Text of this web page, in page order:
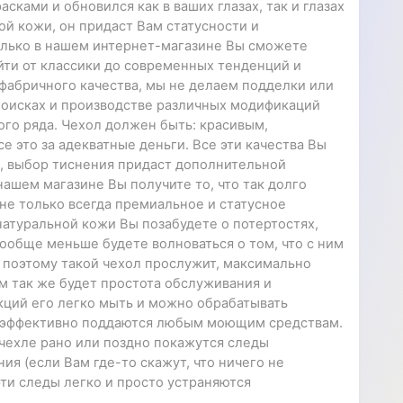
и обновился как в ваших глазах, так и глазах
кожи, он придаст Вам статусности и
в нашем интернет-магазине Вы сможете
от классики до современных тенденций и
качества, мы не делаем подделки или
и производстве различных модификаций
ряда. Чехол должен быть: красивым,
за адекватные деньги. Все эти качества Вы
тиснения придаст дополнительной
магазине Вы получите то, что так долго
только всегда премиальное и статусное
кожи Вы позабудете о потертостях,
меньше будете волноваться о том, что с ним
такой чехол прослужит, максимально
так же будет простота обслуживания и
его легко мыть и можно обрабатывать
поддаются любым моющим средствам.
рано или поздно покажутся следы
(если Вам где-то скажут, что ничего не
следы легко и просто устраняются